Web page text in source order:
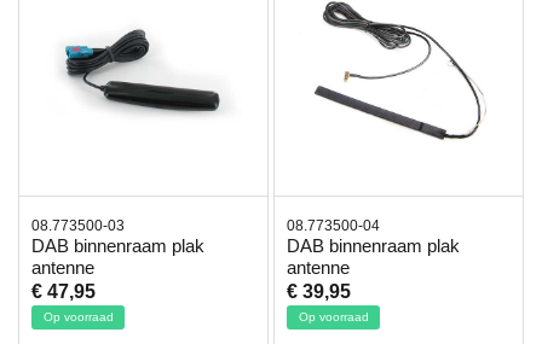
08.773500-03
DAB binnenraam plak
antenne
€ 47,95
Op voorraad
08.773500-04
DAB binnenraam plak
antenne
€ 39,95
Op voorraad